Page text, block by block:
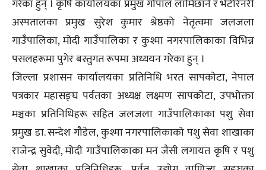
गरेका हुन् । कृषि कार्यालयका प्रमुख गोपाल लामिछाने र भेटेरिनरी
अस्पतालका प्रमुख सुरेश कुमार श्रेष्ठको नेतृत्वमा जलजला
गाउँपालिका, मोदी गाउँपालिका र कुश्मा नगरपालिकाका विभिन्न
पसलहरूमा पुगेर बस्तुगत रूपमा अध्ययन गरेका हुन् ।
जिल्ला प्रशासन कार्यालयका प्रतिनिधि भरत सापकोटा, नेपाल
पत्रकार महासङ्घ पर्वतका अध्यक्ष लक्ष्मण सापकोटा, उपभोक्ता
मञ्चका प्रतिनिधिहरू सहित जलजला गाउँपालिकाका पशु सेवा
प्रमुख डा. सन्देश गौडेल, कुश्मा नगरपालिकाको पशु सेवा शाखाका
राजेन्द्र सुवेदी, मोदी गाउँपालिकाका मन जैसी लगायत कृषि र पशु